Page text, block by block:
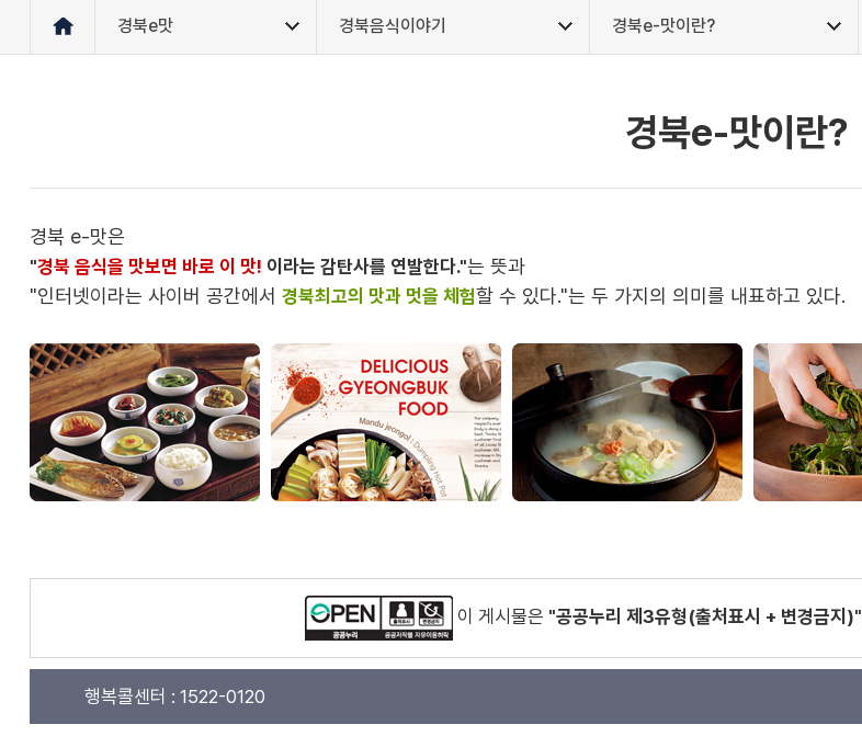
경북e맛 경북음식이야기 경북e-맛이란?
경북e-맛이란?
경북 e-맛은
"경북 음식을 맛보면 바로 이 맛! 이라는 감탄사를 연발한다."는 뜻과
"인터넷이라는 사이버 공간에서 경북최고의 맛과 멋을 체험할 수 있다."는 두 가지의 의미를 내표하고 있다.
이 게시물은 "공공누리 제3유형(출처표시 + 변경금지)"
행복콜센터 : 1522-0120